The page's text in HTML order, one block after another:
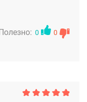
Полезно: 0 0